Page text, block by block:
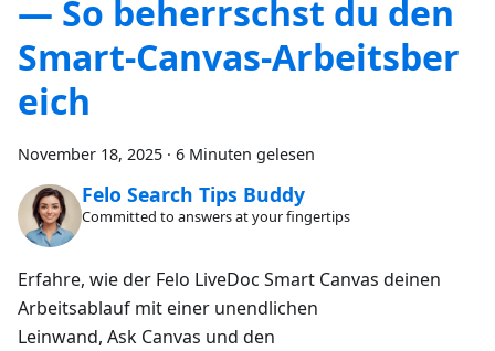
— So beherrschst du den
Smart‑Canvas‑Arbeitsber
eich
November 18, 2025 · 6 Minuten gelesen
Felo Search Tips Buddy
Committed to answers at your fingertips
Erfahre, wie der Felo LiveDoc Smart Canvas deinen
Arbeitsablauf mit einer unendlichen
Leinwand, Ask Canvas und den